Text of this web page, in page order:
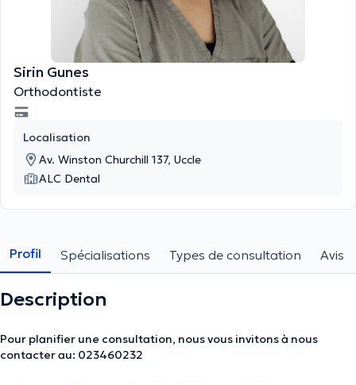
Sirin Gunes
Orthodontiste
Localisation
Av. Winston Churchill 137, Uccle
ALC Dental
Profil Spécialisations Types de consultation Avis
Description
Pour planifier une consultation, nous vous invitons à nous
contacter au: 023460232